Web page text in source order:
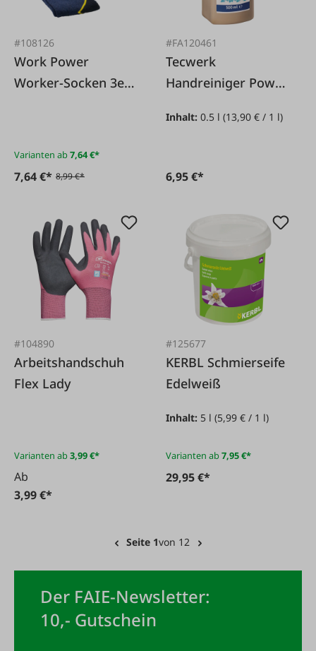
#108126
Work Power
Worker-Socken 3er
Varianten ab7,64 €*
7,64 €* 8,99 €*
#FA120461
Tecwerk
Handreiniger Power
Inhalt:0.5 l(13,90 € / 1 l)
6,95 €*
#104890
Arbeitshandschuh
Flex Lady
Varianten ab3,99 €*
Ab
3,99 €*
#125677
KERBL Schmierseife
Edelweiß
Inhalt: 5 l(5,99 € / 1 l)
Varianten ab7,95 €*
29,95 €*
Seite 1von 12
Der FAIE-Newsletter:
10,- Gutschein